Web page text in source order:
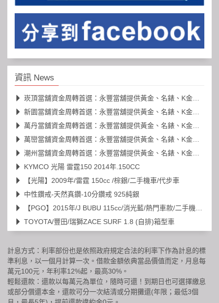
資訊 News
崁頂當舖資金周轉首選：永豐當舖提供黃金、名錶、K金高價典當
新園當舖資金周轉首選：永豐當舖提供黃金、名錶、K金高價典當
萬丹當舖資金周轉首選：永豐當舖提供黃金、名錶、K金高價典當
萬巒當舖資金周轉首選：永豐當舖提供黃金、名錶、K金高價典當
潮州當舖資金周轉首選：永豐當舖提供黃金、名錶、K金高價典當
KYMCO 光陽 雷霆150 2014年.150CC
【光陽】2009年/雷霆 150cc /棕銀/二手機車/代步車
中性鑽戒-天然真鑽-10分鑽戒 925純銀
【PGO】2015年/J BUBU 115cc/消光藍/熱門車款/二手機車/代步車
TOYOTA/豐田/瑞獅ZACE SURF 1.8 (自排)箱型車
計息方式：利率部份也是依照政府規定合法的利率下作為計息的標
準利息，以一個月計算一次。借款金額依典當品價值而定，月息每
萬元100元，年利率12%起，最高30%。
輕鬆還款：還款以每萬元為單位，隨時可還！到期日也可選擇繳息
或部分償還本金，還款可分一次結清或分期攤還(年限；最低3個